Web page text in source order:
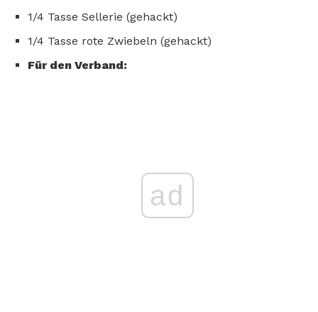
1/4 Tasse Sellerie (gehackt)
1/4 Tasse rote Zwiebeln (gehackt)
Für den Verband:
ad